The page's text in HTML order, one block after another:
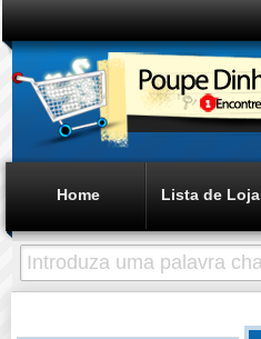
Home Lista de